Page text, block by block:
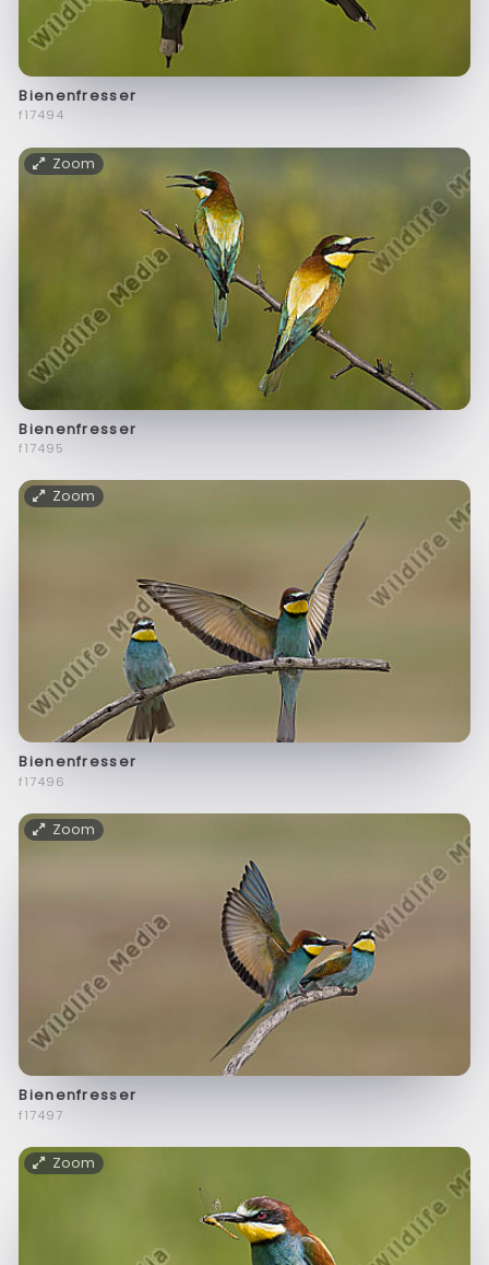
Bienenfresser
f17494
Zoom
Bienenfresser
f17495
Zoom
Bienenfresser
f17496
Zoom
Bienenfresser
f17497
Zoom